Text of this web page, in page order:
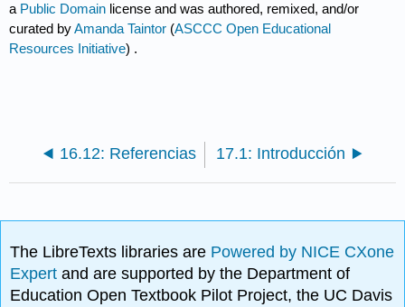
a Public Domain license and was authored, remixed, and/or
curated byAmanda Taintor (ASCCC Open Educational
Resources Initiative) .
16.12: Referencias 17.1: Introducción
The LibreTexts libraries are Powered by NICE CXone
Expertand are supported by the Department of
Education Open Textbook Pilot Project, the UC Davis